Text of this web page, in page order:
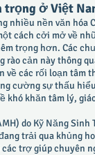
trọng ở Việt
nền văn hóa
cách cởi mở về
trọng hơn. Các
rào cản này thông
về các rối loạn
cường sự thấu
khăn tâm lý,
do Kỹ Năng
trải qua khủng
trợ giúp chuyên